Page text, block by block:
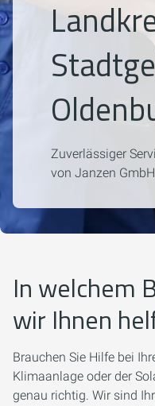
Zuverlässiger
von Janzen GmbH
In welchem
wir Ihnen
Brauchen Sie Hilfe bei
Klimaanlage oder der
genau richtig. Wir sind